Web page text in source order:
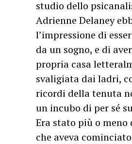
studio dello
Adrienne Delaney
l’impressione di
da un sogno, e di
propria casa
svaligiata dai ladri,
ricordi della tenuta
un incubo di per sé
Era stato più o meno
che aveva